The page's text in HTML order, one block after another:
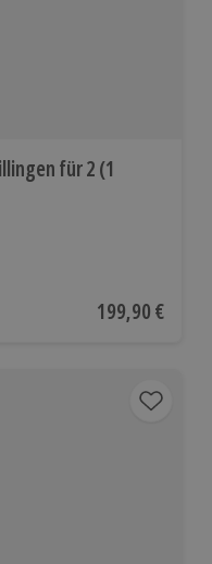
für 2 (1
78 Bewertungen
Aktueller Preis
199,90 €